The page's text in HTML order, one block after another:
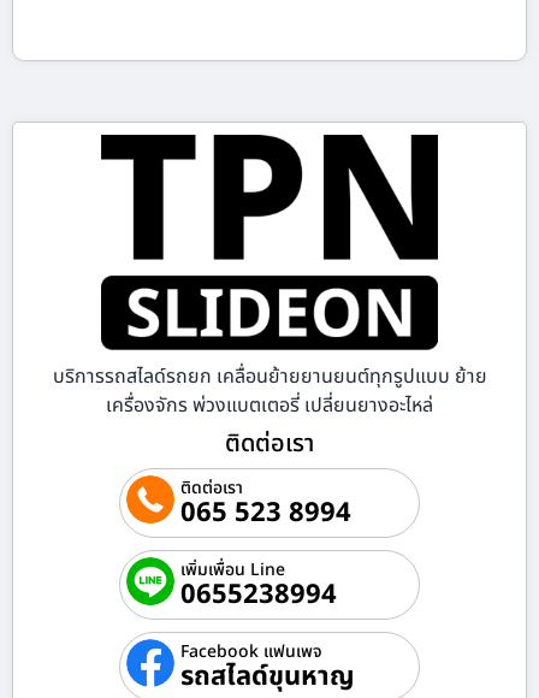
บริการรถสไลด์รถยก เคลื่อนย้ายยานยนต์ทุกรูปแบบ ย้าย
เครื่องจักร พ่วงแบตเตอรี่ เปลี่ยนยางอะไหล่
ติดต่อเรา
ติดต่อเรา
065 523 8994
เพิ่มเพื่อน Line
0655238994
Facebook แฟนเพจ
รถสไลด์ขุนหาญ